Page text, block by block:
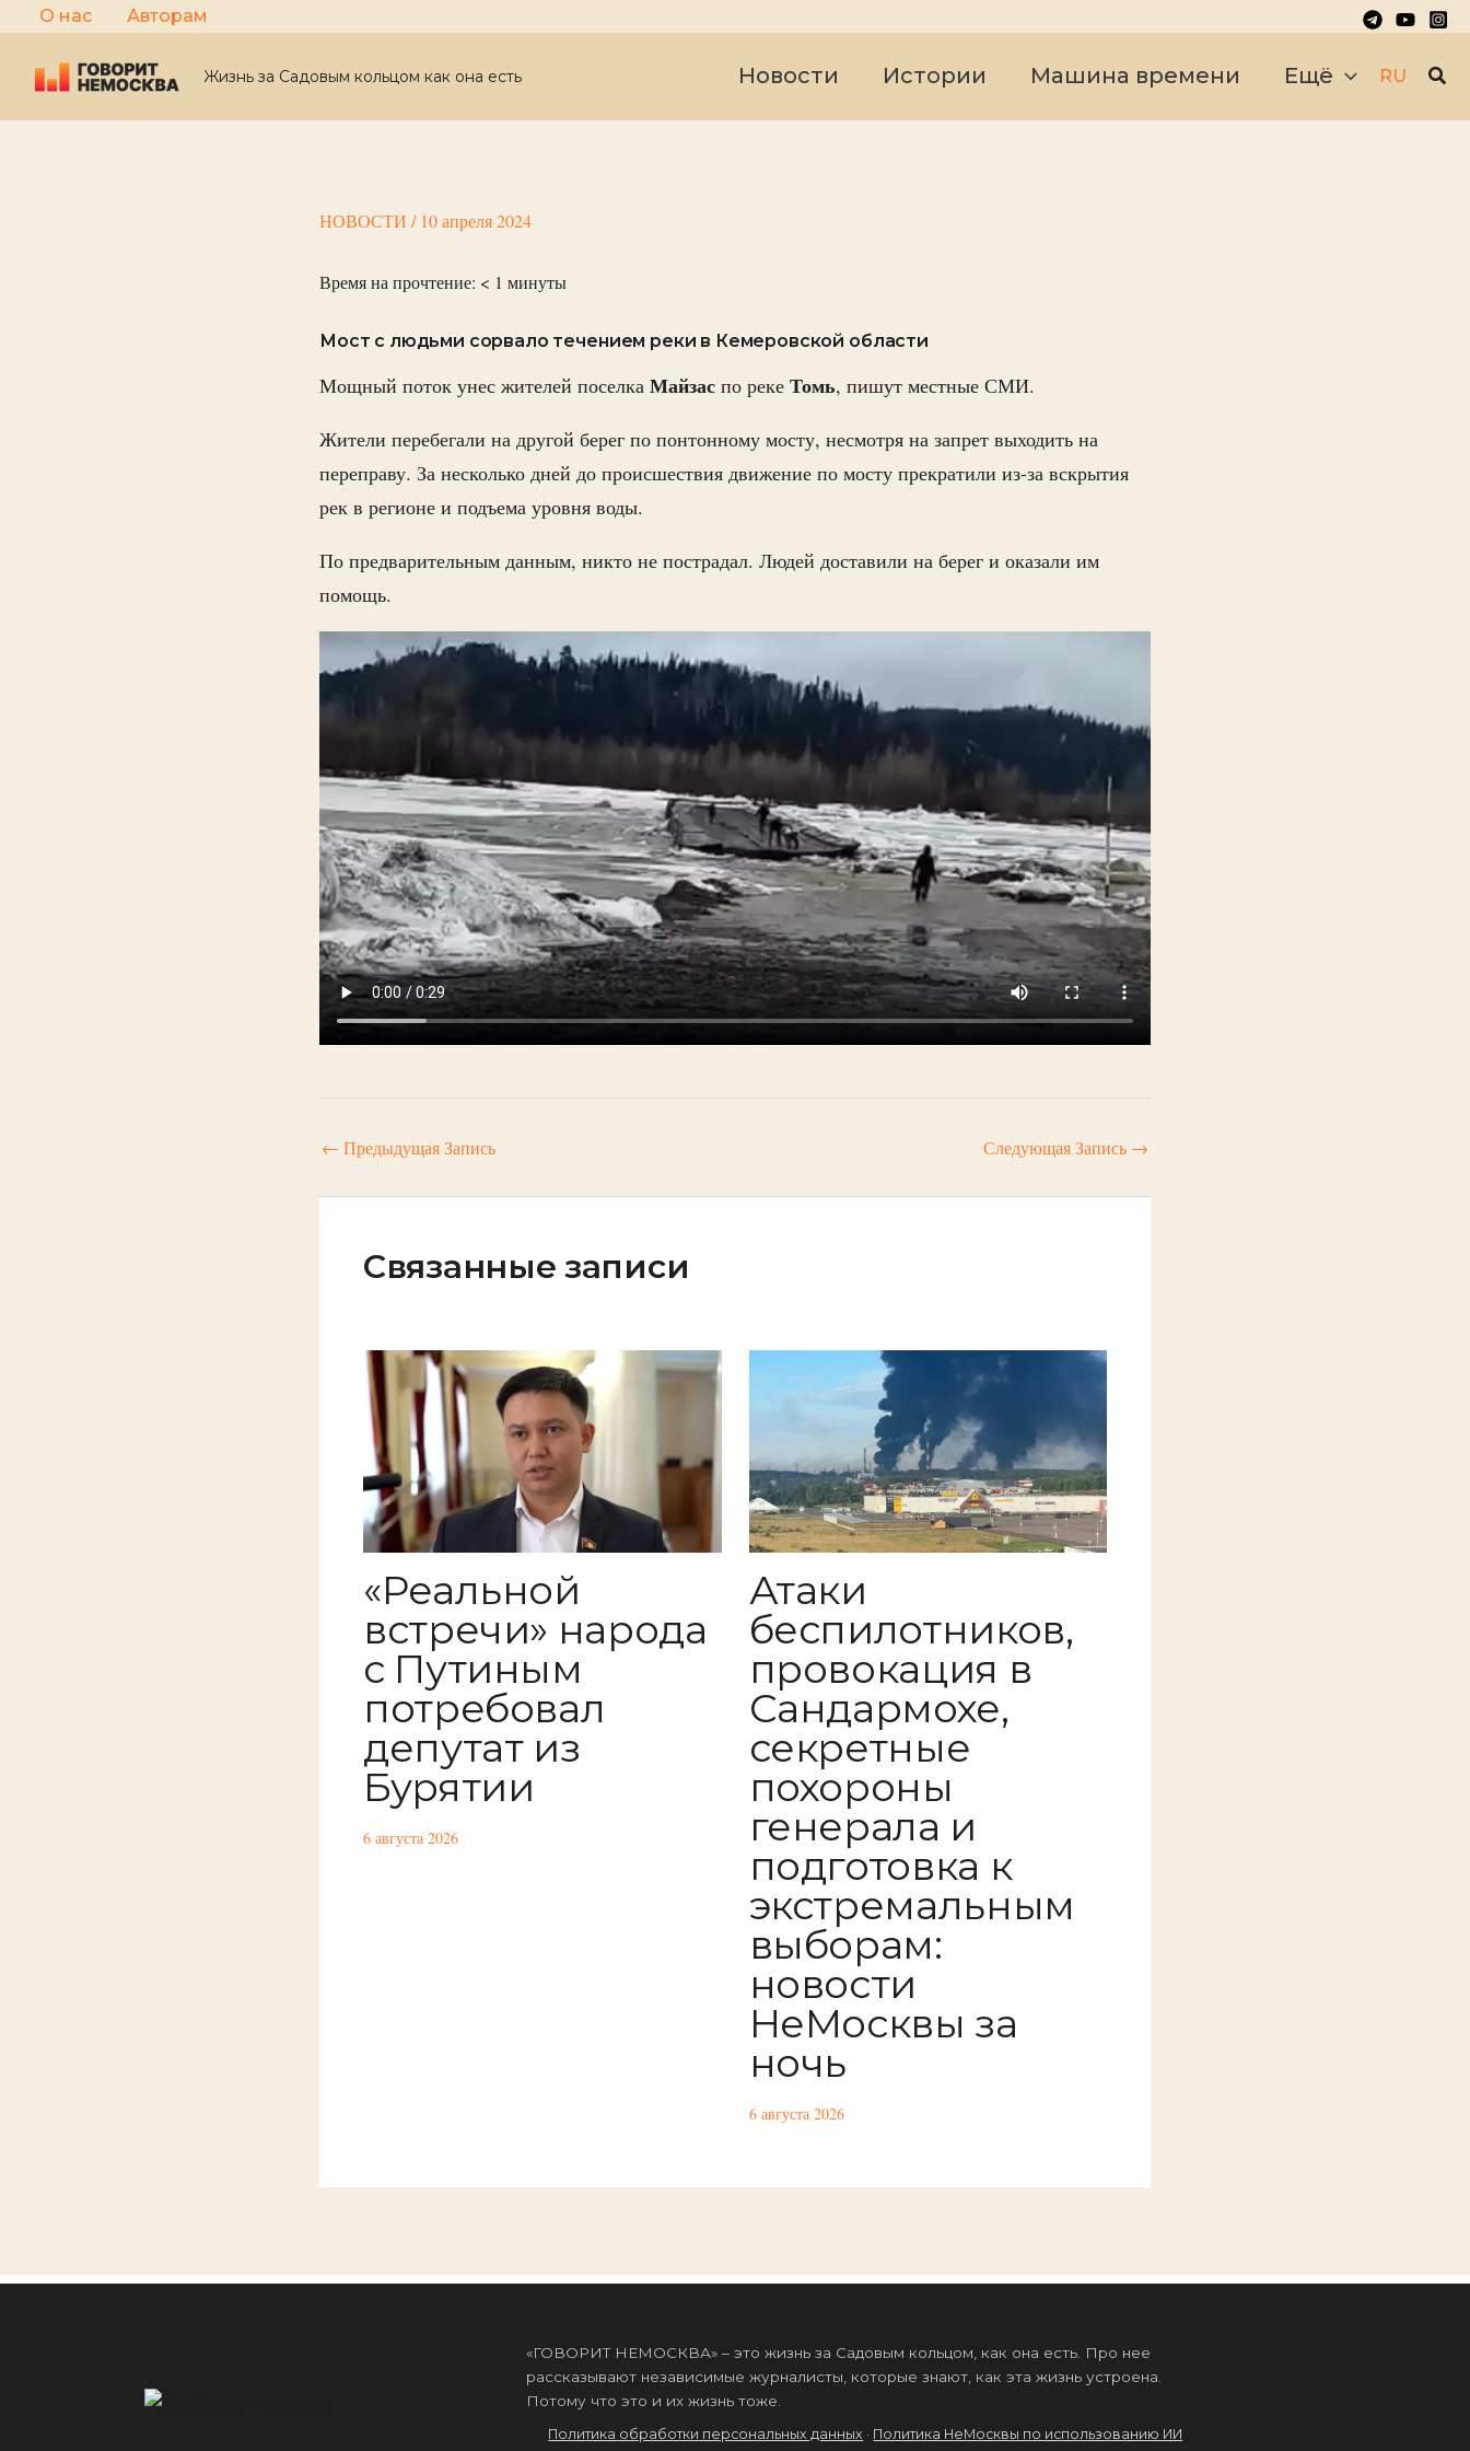
Перейти
к
содержимому
О нас Авторам
Жизнь за Садовым кольцом как она есть Новости Истории Машина времени Ещё RU
НОВОСТИ / 10 апреля 2024
Время на прочтение: < 1 минуты
Мост с людьми сорвало течением реки в Кемеровской области
Мощный поток унес жителей поселка Майзас по реке Томь, пишут местные СМИ.
Жители перебегали на другой берег по понтонному мосту, несмотря на запрет выходить на
переправу. За несколько дней до происшествия движение по мосту прекратили из-за вскрытия
рек в регионе и подъема уровня воды.
По предварительным данным, никто не пострадал. Людей доставили на берег и оказали им
помощь.
← Предыдущая Запись Следующая Запись →
Связанные записи
«Реальной
встречи» народа
с Путиным
потребовал
депутат из
Бурятии
6 августа 2026
Атаки
беспилотников,
провокация в
Сандармохе,
секретные
похороны
генерала и
подготовка к
экстремальным
выборам:
новости
НеМосквы за
ночь
6 августа 2026
«ГОВОРИТ НЕМОСКВА» – это жизнь за Садовым кольцом, как она есть. Про нее
рассказывают независимые журналисты, которые знают, как эта жизнь устроена.
Потому что это и их жизнь тоже.
Политика обработки персональных данных · Политика НеМосквы по использованию ИИ